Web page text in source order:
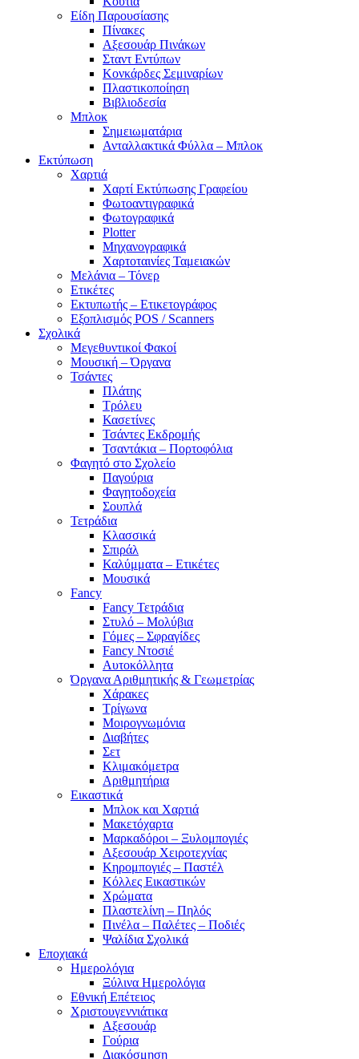
Είδη Παρουσίασης
Πίνακες
Αξεσουάρ Πινάκων
Σταντ Εντύπων
Κονκάρδες Σεμιναρίων
Πλαστικοποίηση
Βιβλιοδεσία
Μπλοκ
Σημειωματάρια
Ανταλλακτικά Φύλλα – Μπλοκ
Εκτύπωση
Χαρτιά
Χαρτί Εκτύπωσης Γραφείου
Φωτοαντιγραφικά
Φωτογραφικά
Plotter
Μηχανογραφικά
Χαρτοταινίες Ταμειακών
Μελάνια – Τόνερ
Ετικέτες
Εκτυπωτής – Ετικετογράφος
Εξοπλισμός POS / Scanners
Σχολικά
Μεγεθυντικοί Φακοί
Μουσική – Όργανα
Τσάντες
Πλάτης
Τρόλευ
Κασετίνες
Τσάντες Εκδρομής
Τσαντάκια – Πορτοφόλια
Φαγητό στο Σχολείο
Παγούρια
Φαγητοδοχεία
Σουπλά
Τετράδια
Κλασσικά
Σπιράλ
Καλύμματα – Ετικέτες
Μουσικά
Fancy
Fancy Τετράδια
Στυλό – Μολύβια
Γόμες – Σφραγίδες
Fancy Ντοσιέ
Αυτοκόλλητα
Όργανα Αριθμητικής & Γεωμετρίας
Χάρακες
Τρίγωνα
Mοιρογνωμόνια
Διαβήτες
Σετ
Κλιμακόμετρα
Αριθμητήρια
Εικαστικά
Μπλοκ και Χαρτιά
Μακετόχαρτα
Μαρκαδόροι – Ξυλομπογιές
Αξεσουάρ Χειροτεχνίας
Κηρομπογιές – Παστέλ
Κόλλες Εικαστικών
Χρώματα
Πλαστελίνη – Πηλός
Πινέλα – Παλέτες – Ποδιές
Ψαλίδια Σχολικά
Εποχιακά
Ημερολόγια
Ξύλινα Ημερολόγια
Εθνική Επέτειος
Χριστουγεννιάτικα
Αξεσουάρ
Γούρια
Διακόσμηση